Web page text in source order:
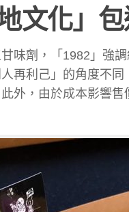
文化」
味劑，「1982」強
再利己」的角度不
外，由於成本影響